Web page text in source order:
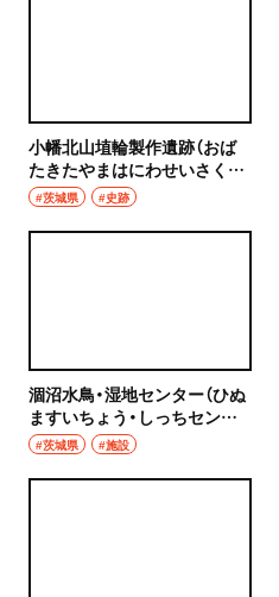
小幡北山埴輪製作遺跡（おば
たきたやまはにわせいさくい
せき）
#茨城県 #史跡
涸沼水鳥・湿地センター（ひぬ
ますいちょう・しっちセンタ
ー）
#茨城県 #施設